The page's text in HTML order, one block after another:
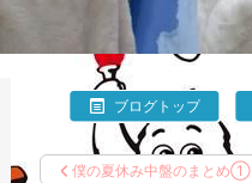
ブログトップ
僕の夏休み中盤のまとめ①